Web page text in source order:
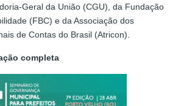
Geral da União (CGU), da Fundação
(FBC) e da Associação dos
de Contas do Brasil (Atricon).
completa